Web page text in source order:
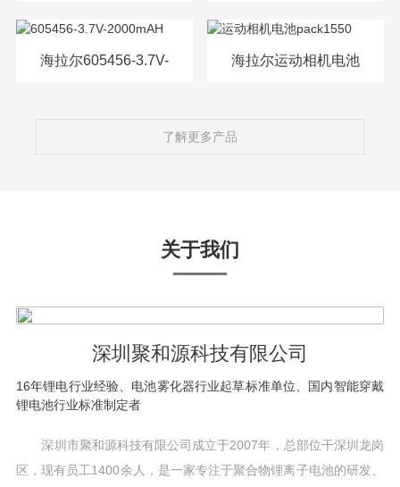
气泵动力电池组
海拉尔605456-3.7V- 海拉尔运动相机电池
了解更多产品
关于我们
深圳聚和源科技有限公司
16年锂电行业经验、电池雾化器行业起草标准单位、国内智能穿戴
锂电池行业标准制定者
深圳市聚和源科技有限公司成立于2007年，总部位干深圳龙岗
区，现有员工1400余人，是一家专注于聚合物锂离子电池的研发、